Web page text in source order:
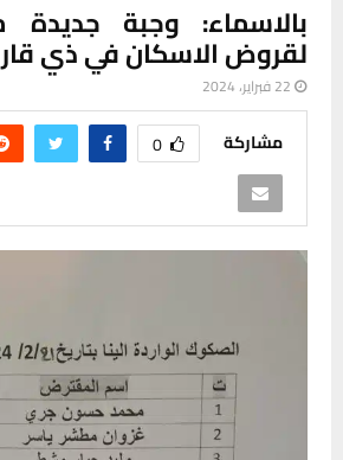
لقروض الاسكان في ذي قار
22 فبراير، 2024
مشاركة 0